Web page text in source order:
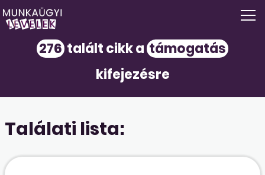
276 talált cikk a támogatás
kifejezésre
Találati lista: